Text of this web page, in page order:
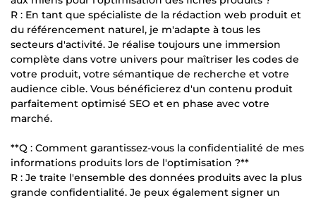
R : En tant que spécialiste de la rédaction web produit et
du référencement naturel, je m'adapte à tous les
secteurs d'activité. Je réalise toujours une immersion
complète dans votre univers pour maîtriser les codes de
votre produit, votre sémantique de recherche et votre
audience cible. Vous bénéficierez d'un contenu produit
parfaitement optimisé SEO et en phase avec votre
marché.
**Q : Comment garantissez-vous la confidentialité de mes
informations produits lors de l'optimisation ?**
R : Je traite l'ensemble des données produits avec la plus
grande confidentialité. Je peux également signer un